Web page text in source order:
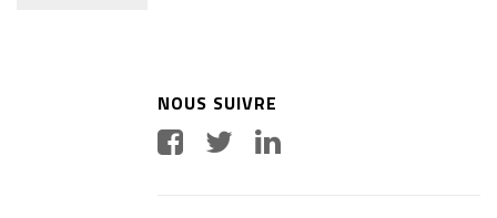
NOUS SUIVRE